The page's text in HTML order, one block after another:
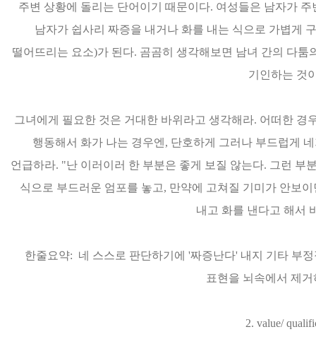
주변 상황에 돌리는 단어이기 때문이다. 여성들은 남자가
남자가 쉽사리 짜증을 내거나 화를 내는 식으로 가볍게
떨어뜨리는 요소)가 된다. 곰곰히 생각해보면 남녀 간의 다
기인하는 것
그녀에게 필요한 것은 거대한 바위라고 생각해라. 어떠한
행동해서 화가 나는 경우엔, 단호하게 그러나 부드럽게
언급하라. "난 이러이러 한 부분은 좋게 보질 않는다. 그런 부
식으로 부드러운 엄포를 놓고, 만약에 고쳐질 기미가 안보
내고 화를 낸다고 해서
한줄요약: 네 스스로 판단하기에 '짜증난다' 내지 기타 부
표현을 뇌속에서 제
2. value/